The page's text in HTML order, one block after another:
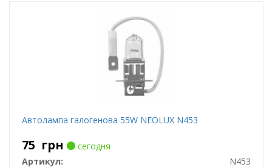
Автолампа галогенова 55W NEOLUX N453
75 грн
сегодня
Артикул:
N453